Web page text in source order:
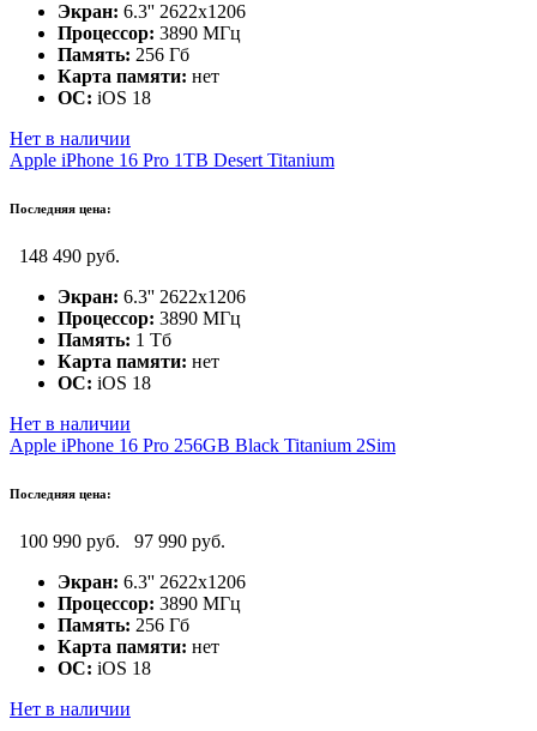
Экран: 6.3'' 2622x1206
Процессор: 3890 МГц
Память: 256 Гб
Карта памяти: нет
ОС: iOS 18
Нет в наличии
Apple iPhone 16 Pro 1TB Desert Titanium
Последняя цена:
148 490 руб.
Экран: 6.3'' 2622x1206
Процессор: 3890 МГц
Память: 1 Тб
Карта памяти: нет
ОС: iOS 18
Нет в наличии
Apple iPhone 16 Pro 256GB Black Titanium 2Sim
Последняя цена:
100 990 руб.
97 990 руб.
Экран: 6.3'' 2622x1206
Процессор: 3890 МГц
Память: 256 Гб
Карта памяти: нет
ОС: iOS 18
Нет в наличии